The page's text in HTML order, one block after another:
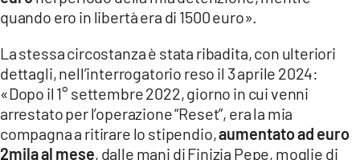
quando ero in libertà era di 1500 euro».
La stessa circostanza è stata ribadita, con ulteriori
dettagli, nell’interrogatorio reso il 3 aprile 2024:
«Dopo il 1° settembre 2022, giorno in cui venni
arrestato per l’operazione “Reset”, era la mia
compagna a ritirare lo stipendio,aumentato ad euro
2mila al mese, dalle mani di Finizia Pepe, moglie di